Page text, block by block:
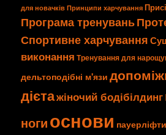
для новачків Принципи харчування
Програма тренувань
Спортивне харчування
виконання Тренування для
дельтоподібні м'язи
дієтажіночий бодібілдинг
ногиоснови